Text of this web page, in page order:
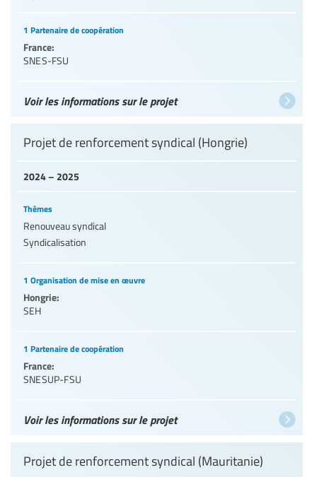
1 Partenaire de coopération
France:
SNES-FSU
Voir les informations sur le projet
2024 – 2025
Projet de renforcement syndical (Hongrie)
Thèmes
Renouveau syndical
Syndicalisation
1 Organisation de mise en œuvre
Hongrie:
SEH
1 Partenaire de coopération
France:
SNESUP-FSU
Voir les informations sur le projet
Projet de renforcement syndical (Mauritanie)